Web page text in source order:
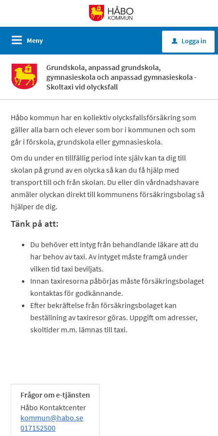
Meny u Logga in
Grundskola, anpassad grundskola,
gymnasieskola och anpassad gymnasieskola -
Skoltaxi vid olycksfall
Håbo kommun har en kollektiv olycksfallsförsäkring som
gäller alla barn och elever som bor i kommunen och som
går i förskola, grundskola eller gymnasieskola.
Om du under en tillfällig period inte själv kan ta dig till
skolan på grund av en olycka så kan du få hjälp med
transport till och från skolan. Du eller din vårdnadshavare
anmäler olyckan direkt till kommunens försäkringsbolag så
hjälper de dig.
Tänk på att:
Du behöver ett intyg från behandlande läkare att du
har behov av taxi. Av intyget måste framgå under
vilken tid taxi beviljats.
Innan taxiresorna påbörjas måste försäkringsbolaget
kontaktas för godkännande.
Efter bekräftelse från försäkringsbolaget kan
beställning av taxiresor göras. Uppgift om adresser,
skoltider m.m. lämnas till taxi.
Frågor om e-tjänsten
Håbo Kontaktcenter
kommun@habo.se
017152500